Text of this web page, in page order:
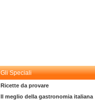
Gli Speciali
Ricette da provare
Il meglio della gastronomia italiana